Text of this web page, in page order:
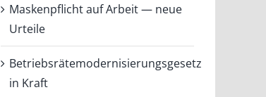
Maskenpflicht auf Arbeit — neue
Urteile
Betriebsrätemodernisierungsgesetz
in Kraft